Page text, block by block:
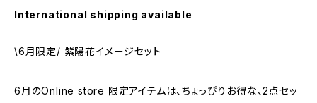
International shipping available
\6月限定/ 紫陽花イメージセット
6月のOnline store 限定アイテムは、ちょっぴりお得な、2点セッ